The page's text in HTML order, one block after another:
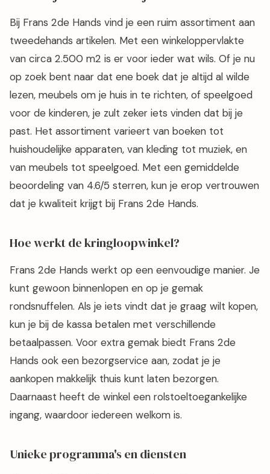
Bij Frans 2de Hands vind je een ruim assortiment aan
tweedehands artikelen. Met een winkeloppervlakte
van circa 2.500 m2 is er voor ieder wat wils. Of je nu
op zoek bent naar dat ene boek dat je altijd al wilde
lezen, meubels om je huis in te richten, of speelgoed
voor de kinderen, je zult zeker iets vinden dat bij je
past. Het assortiment varieert van boeken tot
huishoudelijke apparaten, van kleding tot muziek, en
van meubels tot speelgoed. Met een gemiddelde
beoordeling van 4.6/5 sterren, kun je erop vertrouwen
dat je kwaliteit krijgt bij Frans 2de Hands.
Hoe werkt de kringloopwinkel?
Frans 2de Hands werkt op een eenvoudige manier. Je
kunt gewoon binnenlopen en op je gemak
rondsnuffelen. Als je iets vindt dat je graag wilt kopen,
kun je bij de kassa betalen met verschillende
betaalpassen. Voor extra gemak biedt Frans 2de
Hands ook een bezorgservice aan, zodat je je
aankopen makkelijk thuis kunt laten bezorgen.
Daarnaast heeft de winkel een rolstoeltoegankelijke
ingang, waardoor iedereen welkom is.
Unieke programma's en diensten